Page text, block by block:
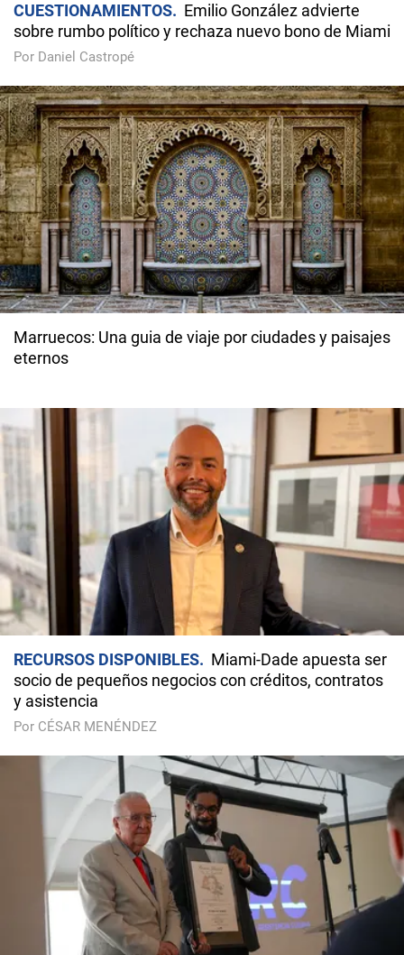
CUESTIONAMIENTOS
Emilio González advierte
sobre rumbo político y rechaza nuevo bono de Miami
Por Daniel Castropé
Marruecos: Una guia de viaje por ciudades y paisajes
eternos
RECURSOS DISPONIBLES
Miami-Dade apuesta ser
socio de pequeños negocios con créditos, contratos
y asistencia
Por CÉSAR MENÉNDEZ